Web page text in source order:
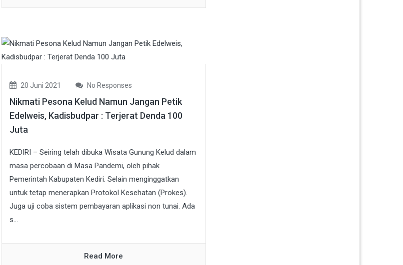
20 Juni 2021 No Responses
Nikmati Pesona Kelud Namun Jangan Petik
Edelweis, Kadisbudpar : Terjerat Denda 100
Juta
KEDIRI – Seiring telah dibuka Wisata Gunung Kelud dalam
masa percobaan di Masa Pandemi, oleh pihak
Pemerintah Kabupaten Kediri. Selain menginggatkan
untuk tetap menerapkan Protokol Kesehatan (Prokes).
Juga uji coba sistem pembayaran aplikasi non tunai. Ada
s...
Read More